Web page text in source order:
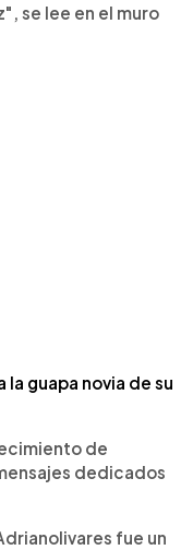
se lee en el muro
la guapa novia de su
de
dedicados
fue un